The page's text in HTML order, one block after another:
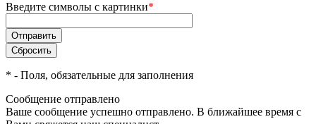
Введите символы с картинки*
* - Поля, обязательные для заполнения
Сообщение отправлено
Ваше сообщение успешно отправлено. В ближайшее время с